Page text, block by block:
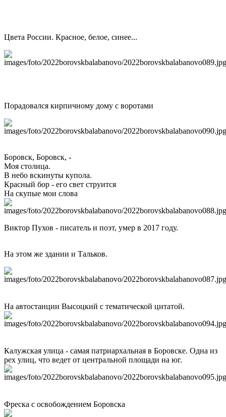
Цвета России. Красное, белое, синее...
Порадовался кирпичному дому с воротами
Боровск, Боровск, -
Моя столица.
В небо вскинуты купола.
Красный бор - его свет струится
На скупые мои слова
Виктор Пухов - писатель и поэт, умер в 2017 году.
На этом же здании и Тальков.
На автостанции Высоцкий с тематической цитатой.
Калужская улица - самая патриархальная в Боровске. Одна из
рех улиц, что ведет от центральной площади на юг.
Фреска с освобождением Боровска